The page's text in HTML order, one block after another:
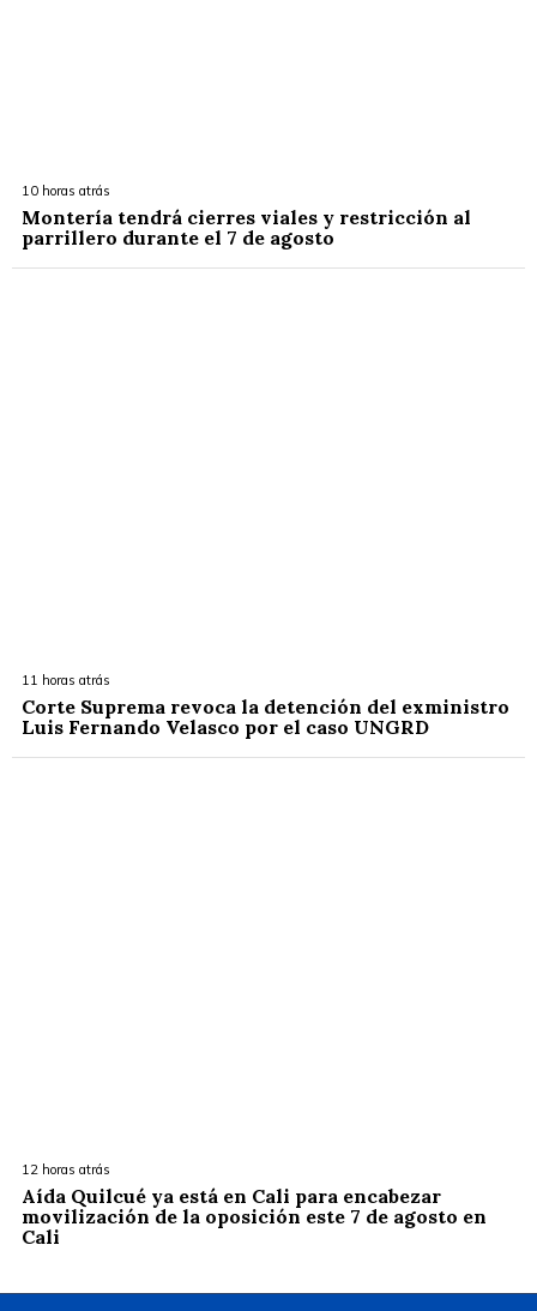
10 horas atrás
Montería tendrá cierres viales y restricción al
parrillero durante el 7 de agosto
11 horas atrás
Corte Suprema revoca la detención del exministro
Luis Fernando Velasco por el caso UNGRD
12 horas atrás
Aída Quilcué ya está en Cali para encabezar
movilización de la oposición este 7 de agosto en
Cali